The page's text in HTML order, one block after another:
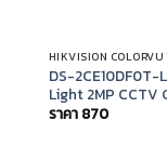
HIKVISION COLORVU
DS-2CE10DF0T-
Light 2MP CCTV
ราคา 870